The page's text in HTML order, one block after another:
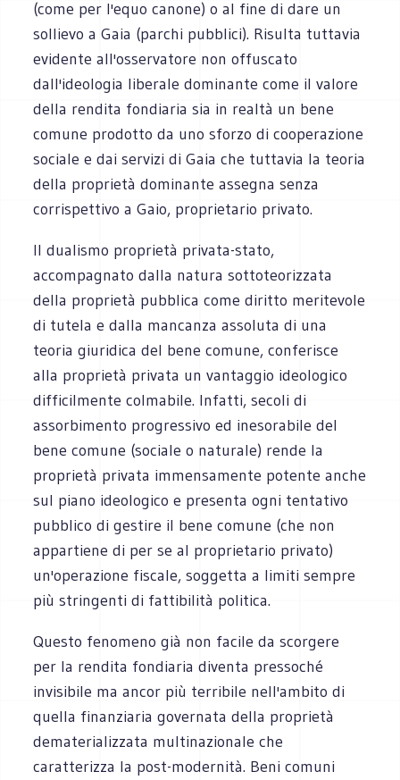
(come per l'equo canone) o al fine di dare un
sollievo a Gaia (parchi pubblici). Risulta tuttavia
evidente all'osservatore non offuscato
dall'ideologia liberale dominante come il valore
della rendita fondiaria sia in realtà un bene
comune prodotto da uno sforzo di cooperazione
sociale e dai servizi di Gaia che tuttavia la teoria
della proprietà dominante assegna senza
corrispettivo a Gaio, proprietario privato.
Il dualismo proprietà privata-stato,
accompagnato dalla natura sottoteorizzata
della proprietà pubblica come diritto meritevole
di tutela e dalla mancanza assoluta di una
teoria giuridica del bene comune, conferisce
alla proprietà privata un vantaggio ideologico
difficilmente colmabile. Infatti, secoli di
assorbimento progressivo ed inesorabile del
bene comune (sociale o naturale) rende la
proprietà privata immensamente potente anche
sul piano ideologico e presenta ogni tentativo
pubblico di gestire il bene comune (che non
appartiene di per se al proprietario privato)
un'operazione fiscale, soggetta a limiti sempre
più stringenti di fattibilità politica.
Questo fenomeno già non facile da scorgere
per la rendita fondiaria diventa pressoché
invisibile ma ancor più terribile nell'ambito di
quella finanziaria governata della proprietà
dematerializzata multinazionale che
caratterizza la post-modernità. Beni comuni